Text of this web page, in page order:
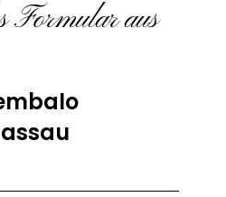
Formular aus